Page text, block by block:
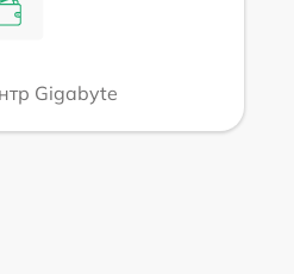
Gigabyte